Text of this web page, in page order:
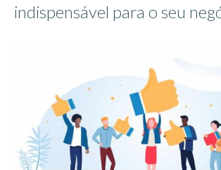
indispensável para o seu